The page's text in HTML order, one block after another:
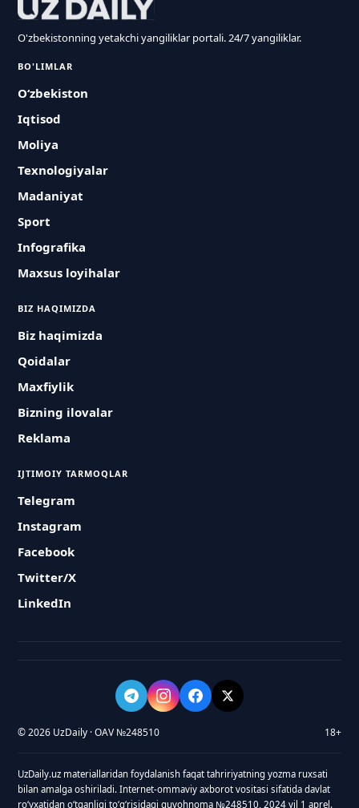
O'zbekistonning yetakchi yangiliklar portali. 24/7 yangiliklar.
BO'LIMLAR
O‘zbekiston
Iqtisod
Moliya
Texnologiyalar
Madaniyat
Sport
Infografika
Maxsus loyihalar
BIZ HAQIMIZDA
Biz haqimizda
Qoidalar
Maxfiylik
Bizning ilovalar
Reklama
IJTIMOIY TARMOQLAR
Telegram
Instagram
Facebook
Twitter/X
LinkedIn
© 2026 UzDaily · OAV №248510 18+
UzDaily.uz materiallaridan foydalanish faqat tahririyatning yozma ruxsati
bilan amalga oshiriladi. Internet-ommaviy axborot vositasi sifatida davlat
roʻyxatidan oʻtganligi toʻgʻrisidagi guvohnoma №248510, 2024 yil 1 aprel.